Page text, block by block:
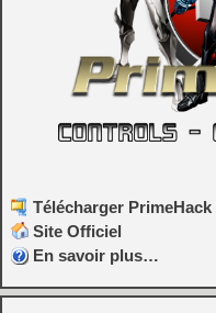
Télécharger PrimeHack
Site Officiel
En savoir plus…